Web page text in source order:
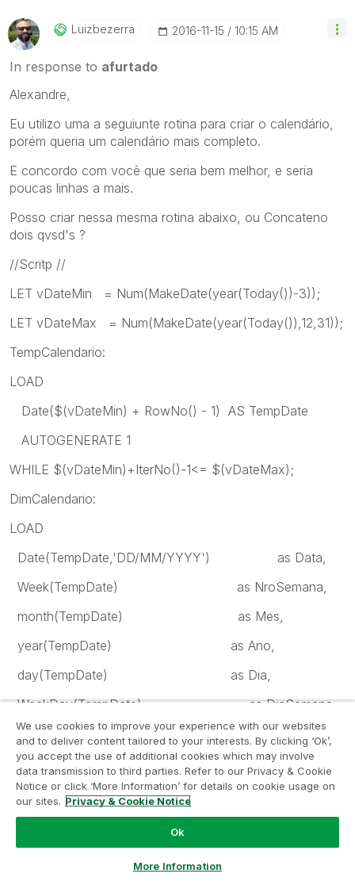
Luizbezerra ‎2016-11-15 10:15 AM
In response to afurtado
Alexandre,
Eu utilizo uma a seguiunte rotina para criar o calendário,
porém queria um calendário mais completo.
E concordo com você que seria bem melhor, e seria
poucas linhas a mais.
Posso criar nessa mesma rotina abaixo, ou Concateno
dois qvsd's ?
//Scritp //
LET vDateMin = Num(MakeDate(year(Today())-3));
LET vDateMax = Num(MakeDate(year(Today()),12,31));
TempCalendario:
LOAD
Date($(vDateMin) + RowNo() - 1) AS TempDate
AUTOGENERATE 1
WHILE $(vDateMin)+IterNo()-1<= $(vDateMax);
DimCalendario:
LOAD
Date(TempDate,'DD/MM/YYYY') as Data,
Week(TempDate) as NroSemana,
month(TempDate) as Mes,
year(TempDate) as Ano,
day(TempDate) as Dia,
WeekDay(TempDate) as DiaSemana,
Num(Month(TempDate)) as NumMes,
MonthName(TempDate) as MesAno,
ceil(Month(TempDate)/3)&'º Trim' AS Trimestre,
WeekName(TempDate) AS AnoSemana
We use cookies to improve your experience with our websites
and to deliver content tailored to your interests. By clicking ‘Ok’,
you accept the use of additional cookies which may involve
data transmission to third parties. Refer to our Privacy & Cookie
Notice or click ‘More Information’ for details on cookie usage on
our sites. Privacy & Cookie Notice
Ok
More Information